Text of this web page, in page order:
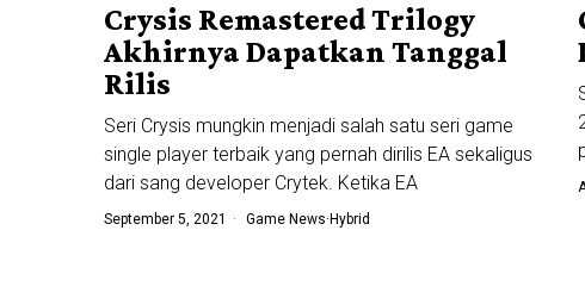
Crysis Remastered Trilogy
Akhirnya Dapatkan Tanggal
Rilis
Seri Crysis mungkin menjadi salah satu seri game
single player terbaik yang pernah dirilis EA sekaligus
dari sang developer Crytek. Ketika EA
September 5, 2021 Game News·Hybrid